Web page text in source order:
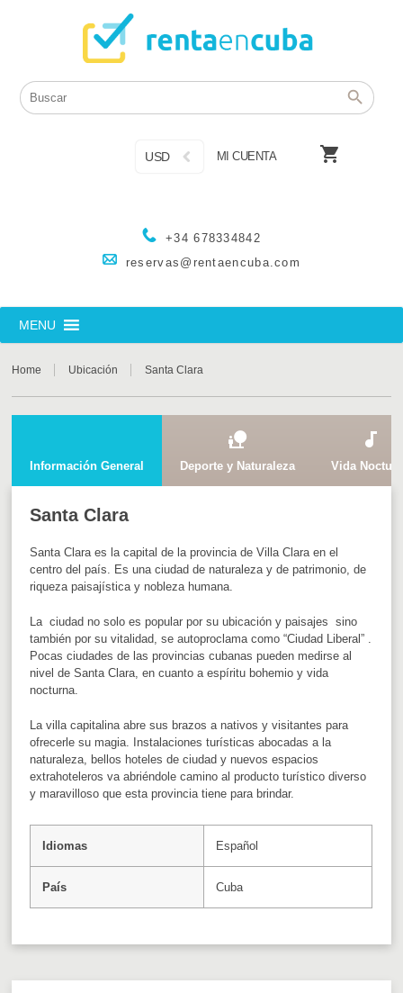
+34 678334842
reservas@rentaencuba.com
USD MI CUENTA 
MENU
Home Ubicación Santa Clara
Información General
nature_people
Deporte y Naturaleza
audiotrack
Vida
Santa Clara
Santa Clara es la capital de la provincia de Villa Clara en el
centro del país. Es una ciudad de naturaleza y de patrimonio, de
riqueza paisajística y nobleza humana.
La ciudad no solo es popular por su ubicación y paisajes sino
también por su vitalidad, se autoproclama como “Ciudad Liberal” .
Pocas ciudades de las provincias cubanas pueden medirse al
nivel de Santa Clara, en cuanto a espíritu bohemio y vida
nocturna.
La villa capitalina abre sus brazos a nativos y visitantes para
ofrecerle su magia. Instalaciones turísticas abocadas a la
naturaleza, bellos hoteles de ciudad y nuevos espacios
extrahoteleros va abriéndole camino al producto turístico diverso
y maravilloso que esta provincia tiene para brindar.
Idiomas Español
País Cuba